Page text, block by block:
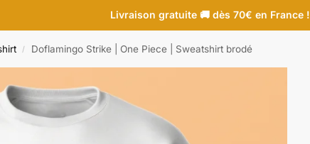
Livraison gratuite 🚚 dès 70€ en France !
/ Doflamingo Strike | One Piece | Sweatshirt brodé